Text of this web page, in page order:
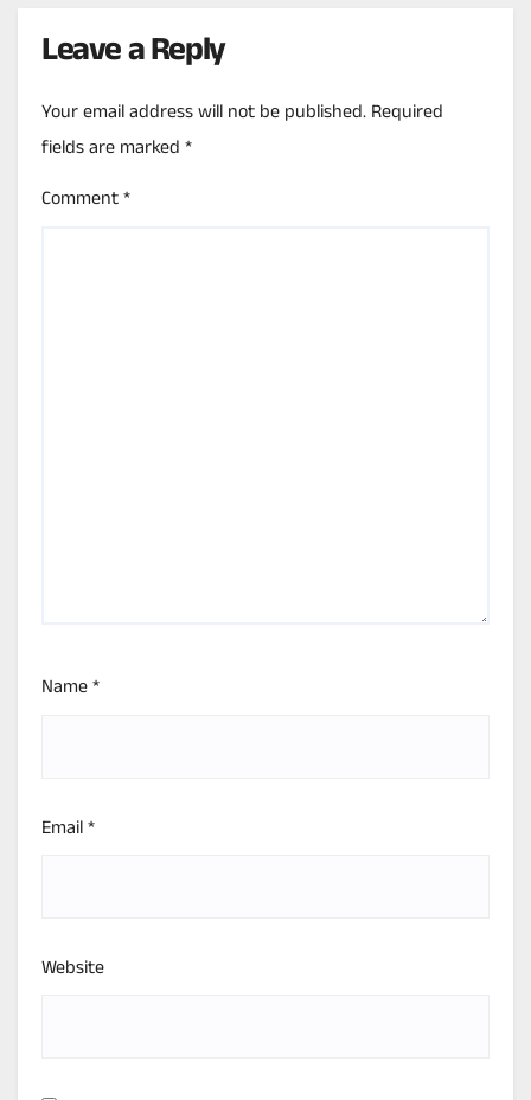
Leave a Reply
Your email address will not be published.Required
fields are marked*
Comment*
Name*
Email*
Website